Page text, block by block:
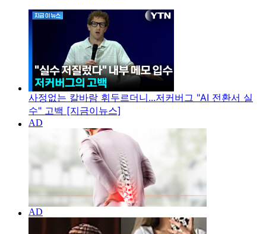
사정없는 칼바람 휘두르더니...저커버그 "AI 전환서 실
수" 고백 [지금이뉴스]